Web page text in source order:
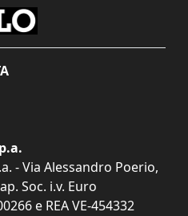
- Via Alessandro Poerio,
Soc. i.v. Euro
e REA VE-454332